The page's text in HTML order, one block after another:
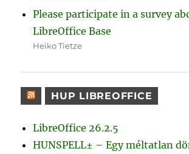
Please participate in a survey
LibreOffice Base
Heiko Tietze
HUP LIBREOFFICE
LibreOffice 26.2.5
HUNSPELL± – Egy méltatlan